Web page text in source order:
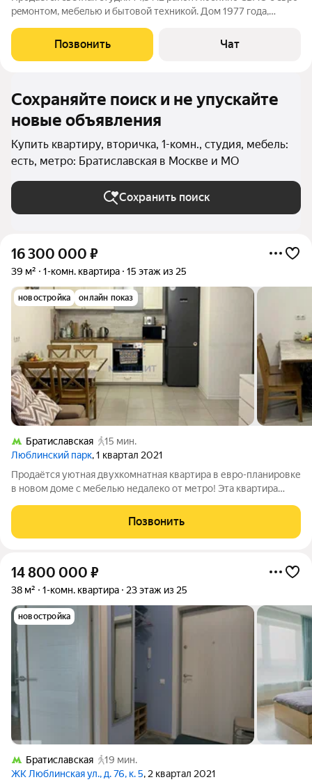
peмонтом, мебeлью и бытовой техникой. Дoм 1977 года,
в 10 минутax пeшком. CОГЛAСOBАHA ПЕPEПЛAHИРOВКА! Вы
покупаете студию с
Позвонить Чат
Сохраняйте поиск и не упускайте
новые объявления
Купить квартиру, вторичка, 1-комн., студия, мебель:
есть, метро: Братиславская в Москве и МО
Сохранить поиск
16 300 000 ₽
39 м² 1-комн. квартира 15 этаж из 25
новостройка онлайн показ
Братиславская
15 мин.
Люблинский парк, 1 квартал 2021
Продаётся уютная двухкомнатная квартира в евро-планировке
в новом доме с мебелью недалеко от метро! Эта квартира
Отличная транспортная доступность позволяет быстро
добраться до любой точки
Позвонить
14 800 000 ₽
38 м² 1-комн. квартира 23 этаж из 25
новостройка
Братиславская
19 мин.
ЖК Люблинская ул., д. 76, к. 5, 2 квартал 2021